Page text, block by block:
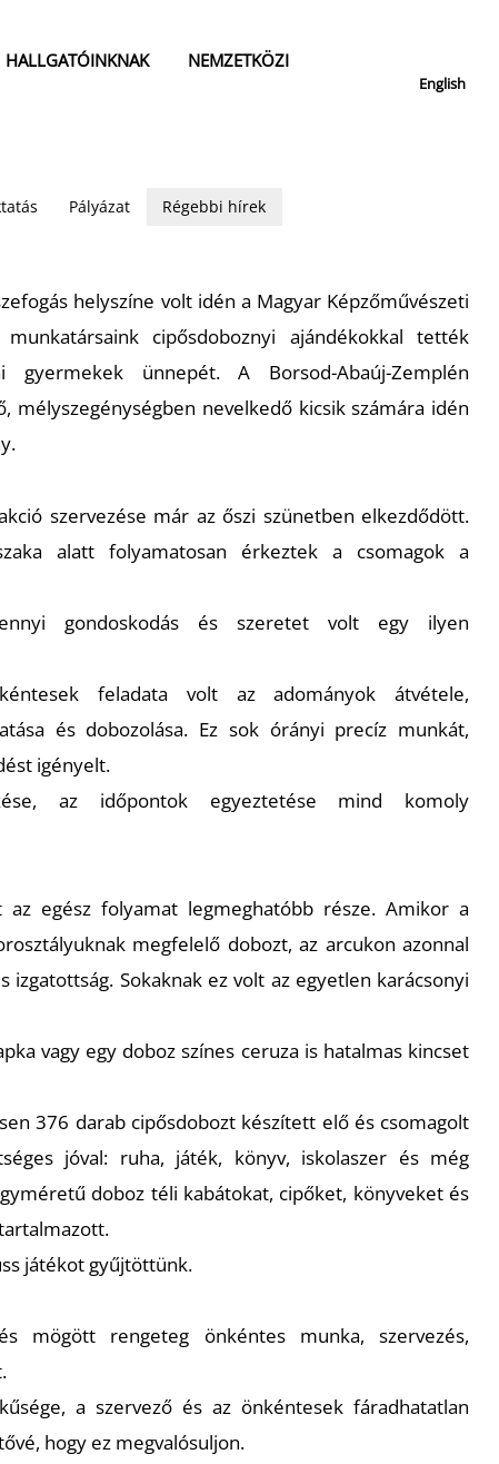
HALLGATÓINKNAK
NEMZETKÖZI
English
Pályázat Régebbi hírek
helyszíne volt idén a Magyar Képzőművészeti
cipősdoboznyi ajándékokkal tették
gyermekek ünnepét. A Borsod-Abaúj-Zemplén
mélyszegénységben nevelkedő kicsik számára idén
szervezése már az őszi szünetben elkezdődött.
alatt folyamatosan érkeztek a csomagok a
gondoskodás és szeretet volt egy ilyen
feladata volt az adományok átvétele,
és dobozolása. Ez sok órányi precíz munkát,
igényelt.
az időpontok egyeztetése mind komoly
az egész folyamat legmeghatóbb része. Amikor a
megfelelő dobozt, az arcukon azonnal
izgatottság. Sokaknak ez volt az egyetlen karácsonyi
vagy egy doboz színes ceruza is hatalmas kincset
376 darab cipősdobozt készített elő és csomagolt
jóval: ruha, játék, könyv, iskolaszer és még
doboz téli kabátokat, cipőket, könyveket és
játékot gyűjtöttünk.
mögött rengeteg önkéntes munka, szervezés,
a szervező és az önkéntesek fáradhatatlan
hogy ez megvalósuljon.